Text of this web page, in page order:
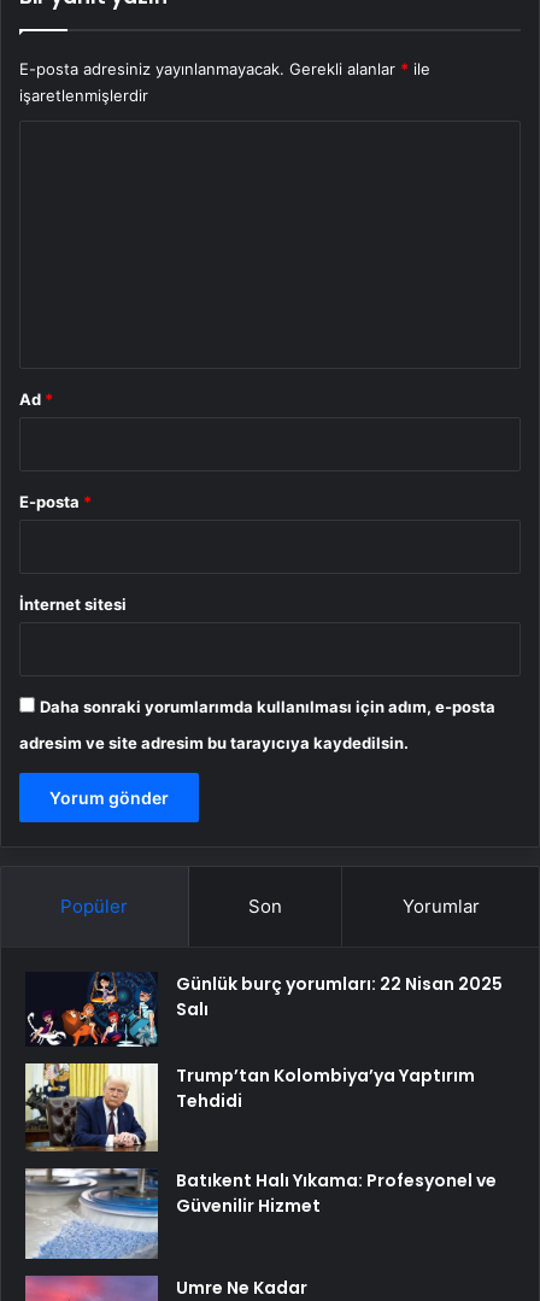
E-posta adresiniz yayınlanmayacak. Gerekli alanlar * ile
işaretlenmişlerdir
Ad *
E-posta *
İnternet sitesi
Daha sonraki yorumlarımda kullanılması için adım, e-posta
adresim ve site adresim bu tarayıcıya kaydedilsin.
Popüler Son Yorumlar
Günlük burç yorumları: 22 Nisan 2025
Salı
Trump’tan Kolombiya’ya Yaptırım
Tehdidi
Batıkent Halı Yıkama: Profesyonel ve
Güvenilir Hizmet
Umre Ne Kadar